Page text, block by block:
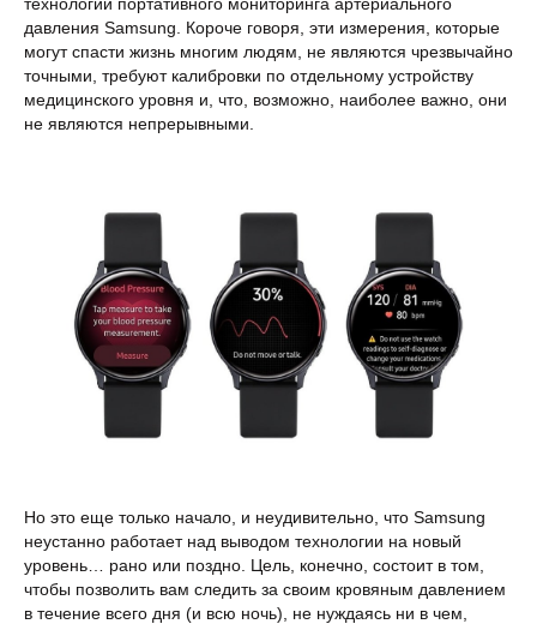
технологии портативного мониторинга артериального
давления Samsung. Короче говоря, эти измерения, которые
могут спасти жизнь многим людям, не являются чрезвычайно
точными, требуют калибровки по отдельному устройству
медицинского уровня и, что, возможно, наиболее важно, они
не являются непрерывными.
Но это еще только начало, и неудивительно, что Samsung
неустанно работает над выводом технологии на новый
уровень… рано или поздно. Цель, конечно, состоит в том,
чтобы позволить вам следить за своим кровяным давлением
в течение всего дня (и всю ночь), не нуждаясь ни в чем,